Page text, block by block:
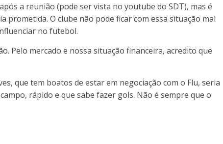
a reunião (pode ser vista no youtube do SDT), mas é
prometida. O clube não pode ficar com essa situação mal
no futebol.
Pelo mercado e nossa situação financeira, acredito que
que tem boatos de estar em negociação com o Flu, seria
rápido e que sabe fazer gols. Não é sempre que o